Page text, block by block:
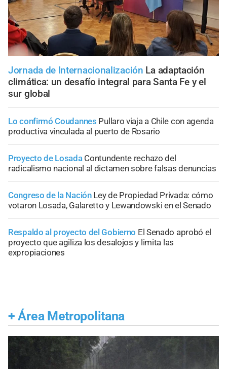
Jornada de Internacionalización La adaptación
climática: un desafío integral para Santa Fe y el
sur global
Lo confirmó Coudannes Pullaro viaja a Chile con agenda
productiva vinculada al puerto de Rosario
Proyecto de Losada Contundente rechazo del
radicalismo nacional al dictamen sobre falsas denuncias
Congreso de la Nación Ley de Propiedad Privada: cómo
votaron Losada, Galaretto y Lewandowski en el Senado
Respaldo al proyecto del Gobierno El Senado aprobó el
proyecto que agiliza los desalojos y limita las
expropiaciones
+ Área Metropolitana